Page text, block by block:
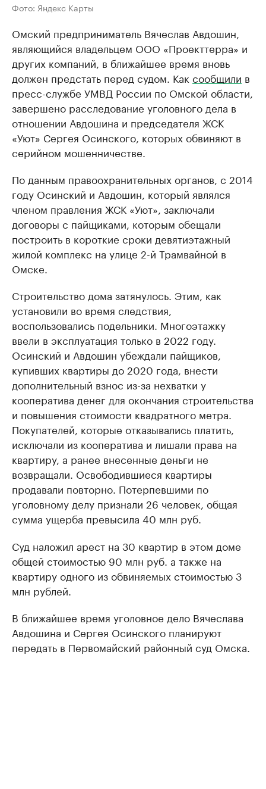
Фото: Яндекс Карты
Омский предприниматель Вячеслав Авдошин,
являющийся владельцем ООО «Проекттерра» и
других компаний, в ближайшее время вновь
должен предстать перед судом. Как сообщили в
пресс-службе УМВД России по Омской области,
завершено расследование уголовного дела в
отношении Авдошина и председателя ЖСК
«Уют» Сергея Осинского, которых обвиняют в
серийном мошенничестве.
По данным правоохранительных органов, с 2014
году Осинский и Авдошин, который являлся
членом правления ЖСК «Уют», заключали
договоры с пайщиками, которым обещали
построить в короткие сроки девятиэтажный
жилой комплекс на улице 2-й Трамвайной в
Омске.
Строительство дома затянулось. Этим, как
установили во время следствия,
воспользовались подельники. Многоэтажку
ввели в эксплуатация только в 2022 году.
Осинский и Авдошин убеждали пайщиков,
купивших квартиры до 2020 года, внести
дополнительный взнос из-за нехватки у
кооператива денег для окончания строительства
и повышения стоимости квадратного метра.
Покупателей, которые отказывались платить,
исключали из кооператива и лишали права на
квартиру, а ранее внесенные деньги не
возвращали. Освободившиеся квартиры
продавали повторно. Потерпевшими по
уголовному делу признали 26 человек, общая
сумма ущерба превысила 40 млн руб.
Суд наложил арест на 30 квартир в этом доме
общей стоимостью 90 млн руб. а также на
квартиру одного из обвиняемых стоимостью 3
млн рублей.
В ближайшее время уголовное дело Вячеслава
Авдошина и Сергея Осинского планируют
передать в Первомайский районный суд Омска.